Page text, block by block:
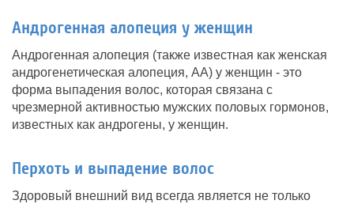
Андрогенная алопеция у женщин
Андрогенная алопеция (также известная как женская
андрогенетическая алопеция, АА) у женщин - это
форма выпадения волос, которая связана с
чрезмерной активностью мужских половых гормонов,
известных как андрогены, у женщин.
Перхоть и выпадение волос
Здоровый внешний вид всегда является не только